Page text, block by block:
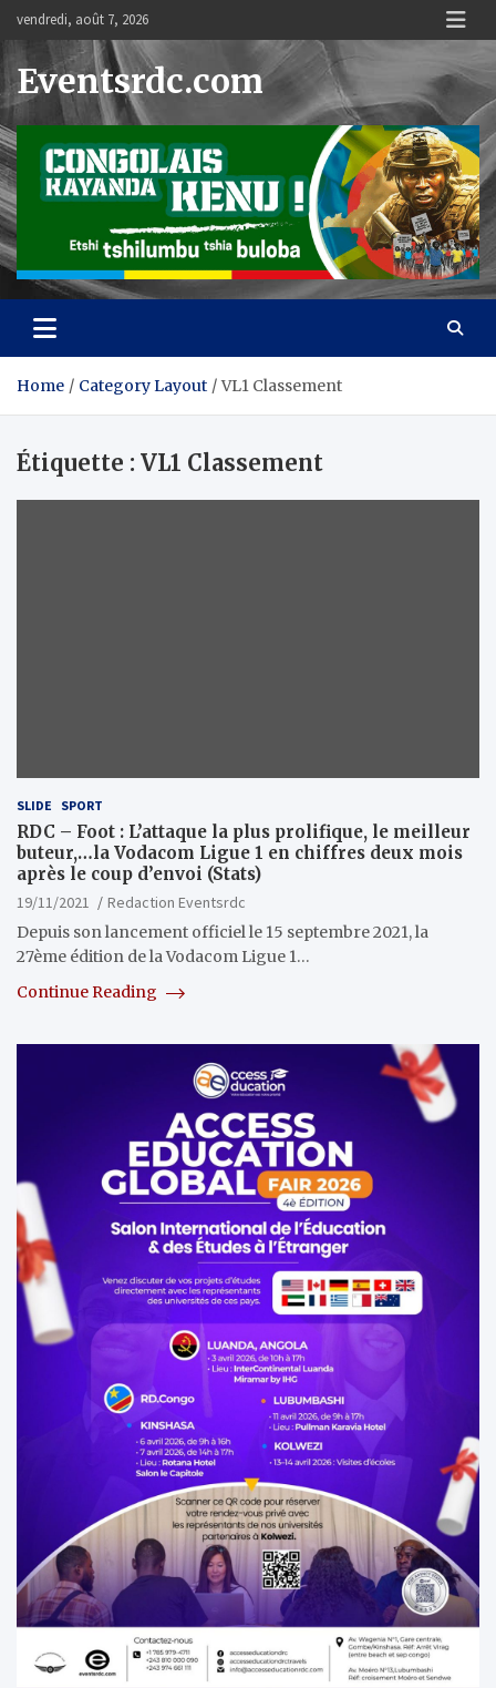
content
vendredi, août 7, 2026
Eventsrdc.com
Home Category Layout VL1 Classement
Étiquette : VL1 Classement
SLIDE SPORT
RDC – Foot : L’attaque la plus prolifique, le meilleur
buteur,…la Vodacom Ligue 1 en chiffres deux mois
après le coup d’envoi (Stats)
19/11/2021
Redaction Eventsrdc
Depuis son lancement officiel le 15 septembre 2021, la
27ème édition de la Vodacom Ligue 1…
Continue Reading